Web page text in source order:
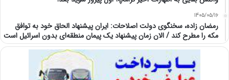
1405/05/16
رمضان زاده، سخنگوی دولت اصلاحات: ایران پیشنهاد الحاق خود به توافق
مکه را مطرح کند / الان زمان پیشنهاد یک پیمان منطقه‌ای بدون اسرائیل است